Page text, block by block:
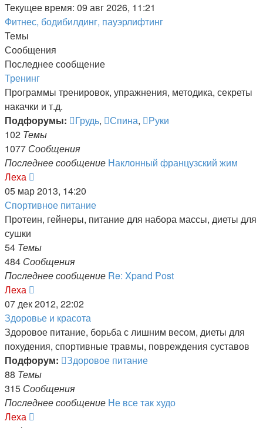
Текущее время: 09 авг 2026, 11:21
Фитнес, бодибилдинг, пауэрлифтинг
Темы
Сообщения
Последнее сообщение
Тренинг
Программы тренировок, упражнения, методика, секреты
накачки и т.д.
Подфорумы:
Грудь, Спина,
Руки
102 Темы
1077 Сообщения
Последнее сообщение Наклонный французский жим
Леха
к
последнему
сообщению
05 мар 2013, 14:20
Спортивное питание
Протеин, гейнеры, питание для набора массы, диеты для
сушки
54 Темы
484 Сообщения
Последнее сообщение Re: Xpand Post
Леха
к
последнему
сообщению
07 дек 2012, 22:02
Здоровье и красота
Здоровое питание, борьба с лишним весом, диеты для
похудения, спортивные травмы, повреждения суставов
Подфорум:
Здоровое питание
88 Темы
315 Сообщения
Последнее сообщение Не все так худо
Леха